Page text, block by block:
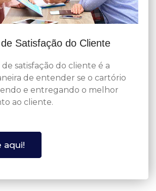
Satisfação do Cliente
de satisfação do cliente é a
de entender se o cartório
e entregando o melhor
ao cliente.
aqui!